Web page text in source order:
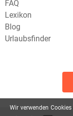
Wir verwenden Cookies
FAQ
Lexikon
Blog
Urlaubsfinder